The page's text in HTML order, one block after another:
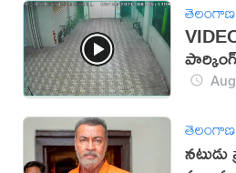
తెలంగాణ
తెలంగాణ